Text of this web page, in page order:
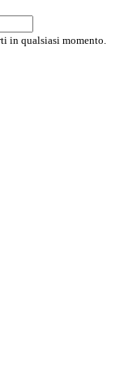
in qualsiasi momento.